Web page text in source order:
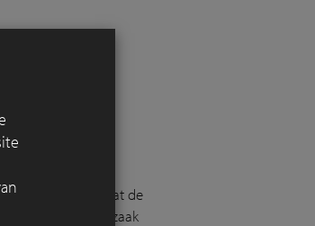
duidelijk werd dat de
groeide de noodzaak